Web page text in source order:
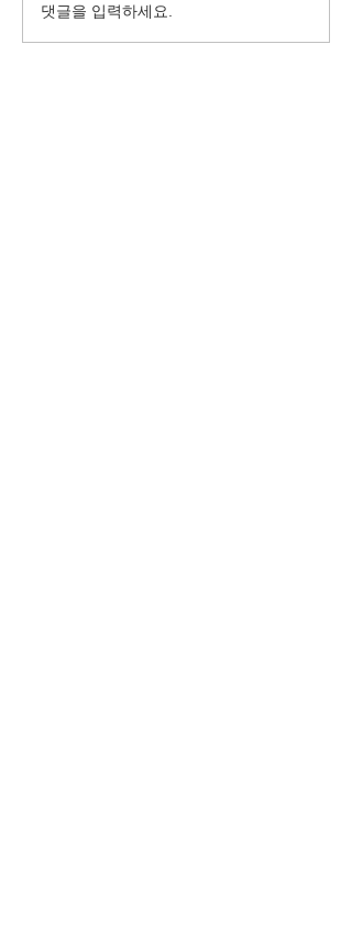
10월, 가을이 깊어진 바하
밥집
댓글을 입력하세요.